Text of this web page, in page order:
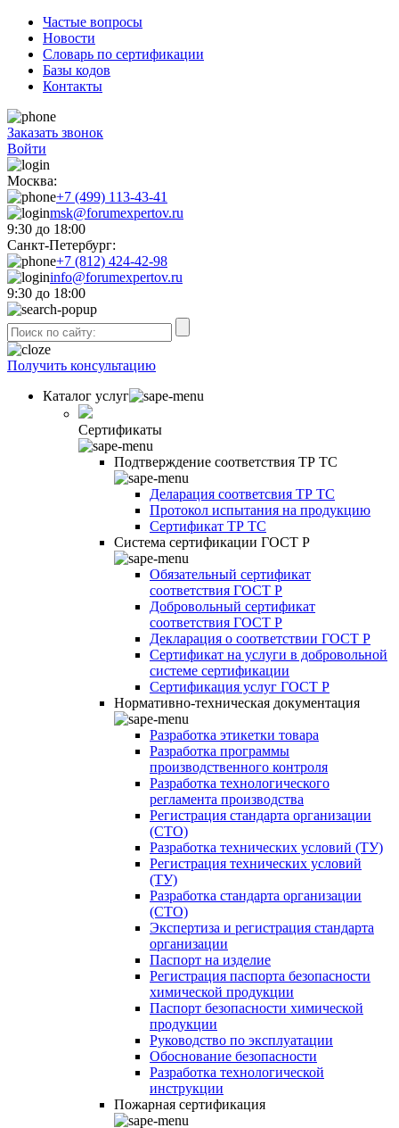
Частые вопросы
Новости
Словарь по сертификации
Базы кодов
Контакты
Заказать звонок
Войти
Москва:
+7 (499) 113-43-41
msk@forumexpertov.ru
9:30 до 18:00
Санкт-Петербург:
+7 (812) 424-42-98
info@forumexpertov.ru
9:30 до 18:00
Получить консультацию
Каталог услуг
Сертификаты
Подтверждение соответствия ТР ТС
Деларация соответсвия ТР ТС
Протокол испытания на продукцию
Сертификат ТР ТС
Система сертификации ГОСТ Р
Обязательный сертификат
соответствия ГОСТ Р
Добровольный сертификат
соответствия ГОСТ Р
Декларация о соответствии ГОСТ Р
Сертификат на услуги в добровольной
системе сертификации
Сертификация услуг ГОСТ Р
Нормативно-техническая документация
Разработка этикетки товара
Разработка программы
производственного контроля
Разработка технологического
регламента производства
Регистрация стандарта организации
(СТО)
Разработка технических условий (ТУ)
Регистрация технических условий
(ТУ)
Разработка стандарта организации
(СТО)
Экспертиза и регистрация стандарта
организации
Паспорт на изделие
Регистрация паспорта безопасности
химической продукции
Паспорт безопасности химической
продукции
Руководство по эксплуатации
Обоснование безопасности
Разработка технологической
инструкции
Пожарная сертификация